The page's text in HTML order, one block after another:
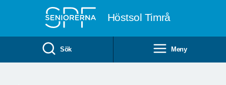
Höstsol Timrå
Sök Meny